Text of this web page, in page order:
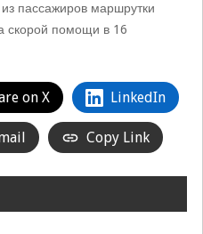
пассажиров маршрутки
скорой помощи в 16
on X LinkedIn
Copy Link